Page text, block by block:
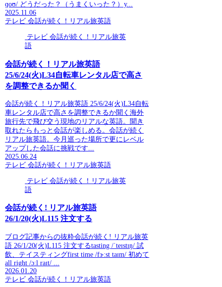
ɡoʊ/ どうだった？（うまくいった？）y...
2025.11.06
テレビ 会話が続く！リアル旅英語
テレビ 会話が続く！リアル旅英
語
会話が続く！リアル旅英語
25/6/24(火)L34自転車レンタル店で高さ
を調整できるか聞く
会話が続く！リアル旅英語 25/6/24(火)L34自転
車レンタル店で高さを調整できるか聞く海外
旅行先で飛び交う現地のリアルな英語。聞き
取れたらもっと会話が楽しめる。会話が続く
リアル旅英語。今月巡った場所で更にレベル
アップした会話に挑戦です...
2025.06.24
テレビ 会話が続く！リアル旅英語
テレビ 会話が続く！リアル旅英
語
会話が続く! リアル旅英語
26/1/20(火)L115 注文する
ブログ記事からの抜粋会話が続く! リアル旅英
語 26/1/20(火)L115 注文するtasting /ˈteɪstɪŋ/ 試
飲、テイスティングfirst time /fɝːst taɪm/ 初めて
all right /ɔːl raɪt/ ...
2026.01.20
テレビ 会話が続く！リアル旅英語